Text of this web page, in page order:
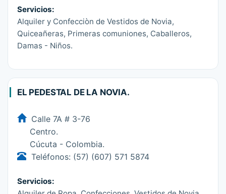
Servicios:
Alquiler y Confecciòn de Vestidos de Novia,
Quiceañeras, Primeras comuniones, Caballeros,
Damas - Niños.
EL PEDESTAL DE LA NOVIA.
Calle 7A # 3-76
Centro.
Cúcuta - Colombia.
Teléfonos: (57) (607) 571 5874
Servicios: